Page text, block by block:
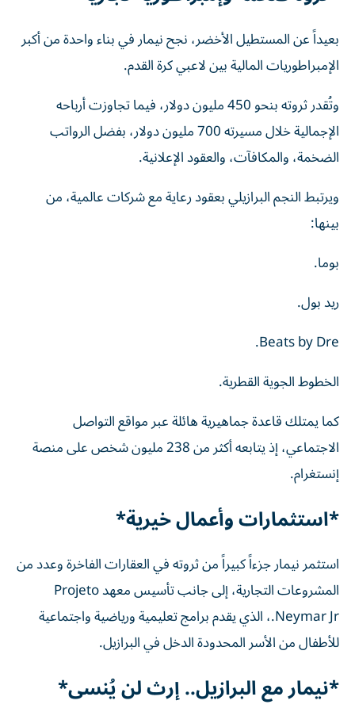
بعيداً عن المستطيل الأخضر، نجح نيمار في بناء واحدة من أكبر
الإمبراطوريات المالية بين لاعبي كرة القدم.
وتُقدر ثروته بنحو 450 مليون دولار، فيما تجاوزت أرباحه
الإجمالية خلال مسيرته 700 مليون دولار، بفضل الرواتب
الضخمة، والمكافآت، والعقود الإعلانية.
ويرتبط النجم البرازيلي بعقود رعاية مع شركات عالمية، من
بينها:
بوما.
ريد بول.
Beats by Dre.
الخطوط الجوية القطرية.
كما يمتلك قاعدة جماهيرية هائلة عبر مواقع التواصل
الاجتماعي، إذ يتابعه أكثر من 238 مليون شخص على منصة
إنستغرام.
*استثمارات وأعمال خيرية*
استثمر نيمار جزءاً كبيراً من ثروته في العقارات الفاخرة وعدد من
المشروعات التجارية، إلى جانب تأسيس معهد Projeto
Neymar Jr.، الذي يقدم برامج تعليمية ورياضية واجتماعية
للأطفال من الأسر المحدودة الدخل في البرازيل.
*نيمار مع البرازيل.. إرث لن يُنسى*